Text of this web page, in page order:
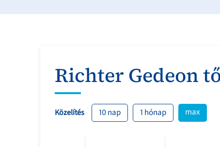
Richter Gedeon
Közelítés 10 nap 1 hónap max